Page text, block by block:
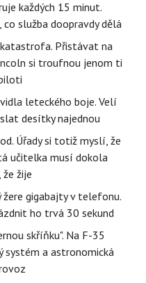
každých 15 minut.
služba doopravdy dělá
Přistávat na
si troufnou jenom ti
leteckého boje. Velí
desítky najednou
Úřady si totiž myslí, že
učitelka musí dokola
žije
žere gigabajty v telefonu.
ho trvá 30 sekund
skříňku". Na F-35
systém a astronomická